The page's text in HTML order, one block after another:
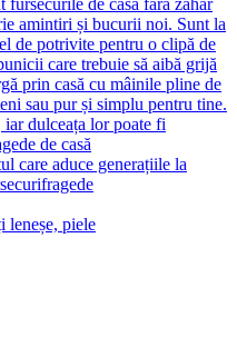
leneșe, piele